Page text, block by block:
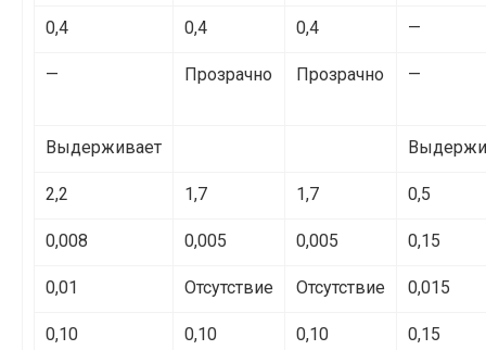
0,4 0,4 0,4 —
— Прозрачно Прозрачно —
Выдерживает
2,2 1,7 1,7 0,5
0,008 0,005 0,005 0,15
0,01 Отсутствие Отсутствие 0,015
0,10 0,10 0,10 0,15